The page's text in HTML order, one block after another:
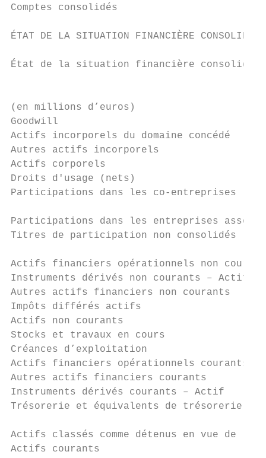
Comptes consolidés
ÉTAT DE LA SITUATION FINANCIÈRE CONSOLIDÉE
État de la situation financière
(en millions d’euros)
Goodwill
Actifs incorporels du domaine
Autres actifs incorporels
Actifs corporels
Droits d'usage (nets)
Participations dans les co-
Participations dans les
Titres de participation non
Actifs financiers opérationnels non
Instruments dérivés non
Autres actifs financiers non
Impôts différés actifs
Actifs non courants
Stocks et travaux en cours
Créances d’exploitation
Actifs financiers opérationnels
Autres actifs financiers courants
Instruments dérivés courants –
Trésorerie et équivalents de
Actifs classés comme détenus en
Actifs courants